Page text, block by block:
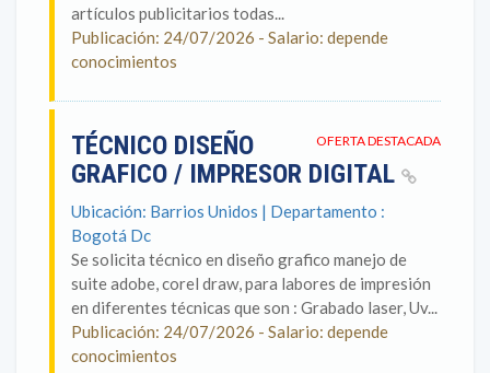
artículos publicitarios todas...
Publicación: 24/07/2026 - Salario: depende
conocimientos
OFERTA DESTACADA
TÉCNICO DISEÑO
GRAFICO / IMPRESOR DIGITAL
Ubicación: Barrios Unidos | Departamento :
Bogotá Dc
Se solicita técnico en diseño grafico manejo de
suite adobe, corel draw, para labores de impresión
en diferentes técnicas que son : Grabado laser, Uv...
Publicación: 24/07/2026 - Salario: depende
conocimientos